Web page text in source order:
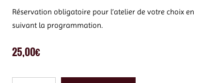
Réservation obligatoire pour l’atelier de votre choix en
suivant la programmation.
25,00€